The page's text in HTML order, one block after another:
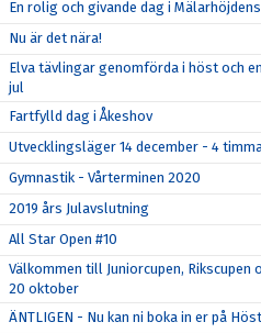
En rolig och givande dag i
Nu är det nära!
Elva tävlingar genomförda i höst och
jul
Fartfylld dag i Åkeshov
Utvecklingsläger 14 december - 4
Gymnastik - Vårterminen 2020
2019 års Julavslutning
All Star Open #10
Välkommen till Juniorcupen, Rikscupen
20 oktober
ÄNTLIGEN - Nu kan ni boka in er på